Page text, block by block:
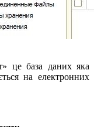
це база даних яка
на електронних